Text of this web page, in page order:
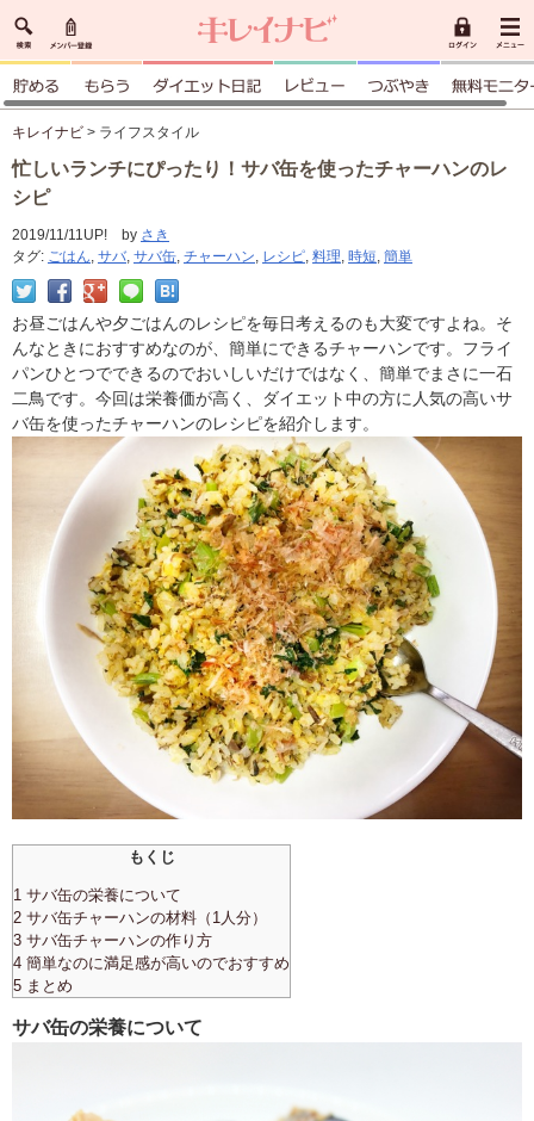
キレイナビ > ライフスタイル
忙しいランチにぴったり！サバ缶を使ったチャーハンのレ
シピ
2019/11/11UP! by さき
タグ: ごはん, サバ, サバ缶, チャーハン, レシピ, 料理, 時短, 簡単
お昼ごはんや夕ごはんのレシピを毎日考えるのも大変ですよね。そ
んなときにおすすめなのが、簡単にできるチャーハンです。フライ
パンひとつでできるのでおいしいだけではなく、簡単でまさに一石
二鳥です。今回は栄養価が高く、ダイエット中の方に人気の高いサ
バ缶を使ったチャーハンのレシピを紹介します。
もくじ
1 サバ缶の栄養について
2 サバ缶チャーハンの材料（1人分）
3 サバ缶チャーハンの作り方
4 簡単なのに満足感が高いのでおすすめ
5 まとめ
サバ缶の栄養について